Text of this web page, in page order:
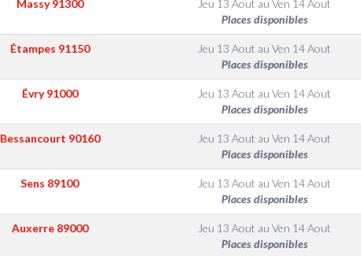
Massy91300 Jeu 13 Aout auVen 14 Aout
Places disponibles
Étampes 91150 Jeu 13 Aout auVen 14 Aout
Places disponibles
Évry91000 Jeu 13 Aout auVen 14 Aout
Places disponibles
Bessancourt 90160 Jeu 13 Aout auVen 14 Aout
Places disponibles
Sens 89100 Jeu 13 Aout auVen 14 Aout
Places disponibles
Auxerre 89000 Jeu 13 Aout auVen 14 Aout
Places disponibles